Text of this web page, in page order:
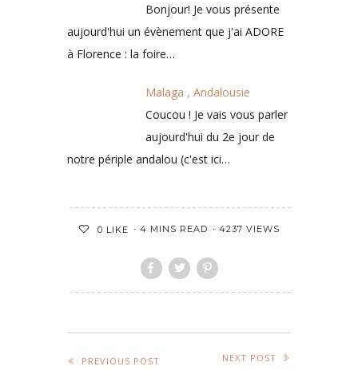
Bonjour! Je vous présente
aujourd'hui un évènement que j'ai ADORE
à Florence : la foire…
Malaga , Andalousie
Coucou ! Je vais vous parler
aujourd'hui du 2e jour de
notre périple andalou (c'est ici…
0 LIKE 4 MINS READ 4237 VIEWS
PREVIOUS POST NEXT POST